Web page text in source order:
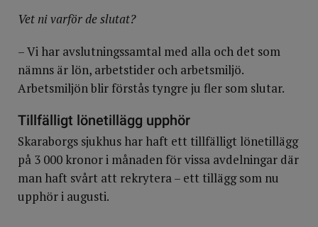
Vet ni varför de slutat?
– Vi har avslutningssamtal med alla och det som
nämns är lön, arbetstider och arbetsmiljö.
Arbetsmiljön blir förstås tyngre ju fler som slutar.
Tillfälligt lönetillägg upphör
Skaraborgs sjukhus har haft ett tillfälligt lönetillägg
på 3 000 kronor i månaden för vissa avdelningar där
man haft svårt att rekrytera – ett tillägg som nu
upphör i augusti.